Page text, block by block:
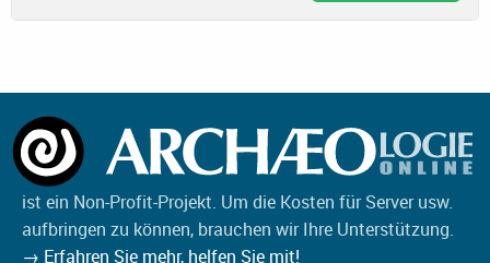
ist ein Non-Profit-Projekt. Um die Kosten für Server usw.
aufbringen zu können, brauchen wir Ihre Unterstützung.
→ Erfahren Sie mehr, helfen Sie mit!